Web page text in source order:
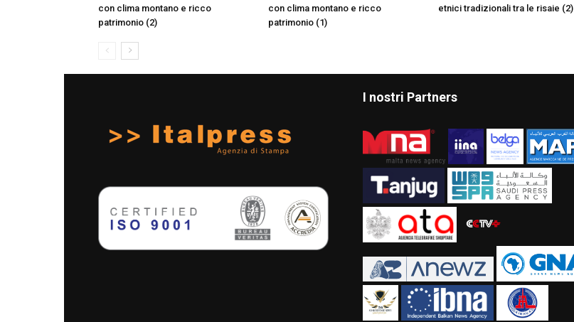
con clima montano e ricco
patrimonio (2)
con clima montano e ricco
patrimonio (1)
etnici tradizionali tra le risaie (2)
I nostri Partners